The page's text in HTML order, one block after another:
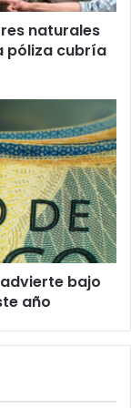
naturales
póliza cubría
bajo
año